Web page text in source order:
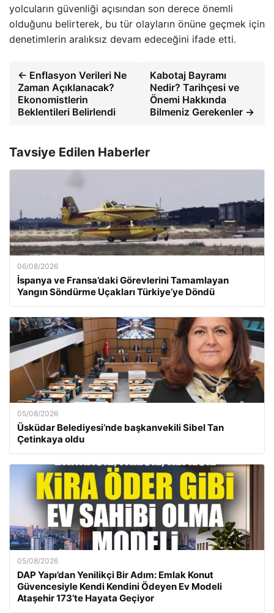
yolcuların güvenliği açısından son derece önemli
olduğunu belirterek, bu tür olayların önüne geçmek için
denetimlerin aralıksız devam edeceğini ifade etti.
← Enflasyon Verileri Ne
Zaman Açıklanacak?
Ekonomistlerin
Beklentileri Belirlendi
Kabotaj Bayramı
Nedir? Tarihçesi ve
Önemi Hakkında
Bilmeniz Gerekenler →
Tavsiye Edilen Haberler
06/08/2026
İspanya ve Fransa’daki Görevlerini Tamamlayan
Yangın Söndürme Uçakları Türkiye’ye Döndü
05/08/2026
Üsküdar Belediyesi’nde başkanvekili Sibel Tan
Çetinkaya oldu
05/08/2026
DAP Yapı’dan Yenilikçi Bir Adım: Emlak Konut
Güvencesiyle Kendi Kendini Ödeyen Ev Modeli
Ataşehir 173’te Hayata Geçiyor